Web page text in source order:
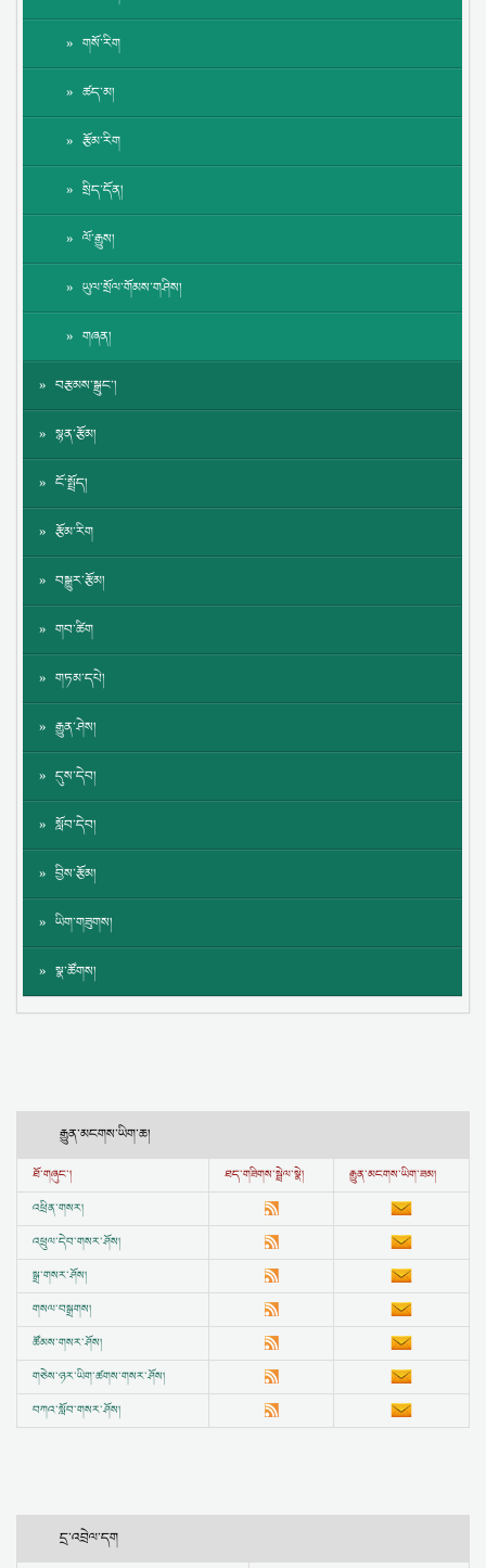
གསོ་རིག
ཚད་མ།
རྩོམ་རིག
སྲིད་དོན།
ལོ་རྒྱུས།
ཡུལ་སྲོལ་གོམས་གཤིས།
གཞན།
བརྩམས་སྒྲུང་།
སྙན་རྩོམ།
ངོ་སྤྲོད།
རྩོམ་རིག
བསྒྱུར་རྩོམ།
གབ་ཚིག
གཏམ་དཔེ།
རྒྱུན་ཤེས།
དུས་དེབ།
སློབ་དེབ།
བྱིས་རྩོམ།
ཡིག་གཟུགས།
སྣ་ཚོགས།
རྒྱུན་མངགས་ཡིག་ཆ།
ཐོ་གཞུང་། ཐད་གཟིགས་སྦྲེལ་སྣེ།
རྒྱུན་མངགས་ཡིག་ཟམ།
འཕྲིན་གསར།
འཕྲུལ་དེབ་གསར་ཤོས།
སྒྲ་གསར་ཤོས།
གསལ་བསྒྲགས།
ཚོམས་གསར་ཤོས།
གཅེས་ཉར་ཡིག་ཚགས་གསར་ཤོས།
བཀའ་སློབ་གསར་ཤོས།
དྲ་འབྲེལ་དག